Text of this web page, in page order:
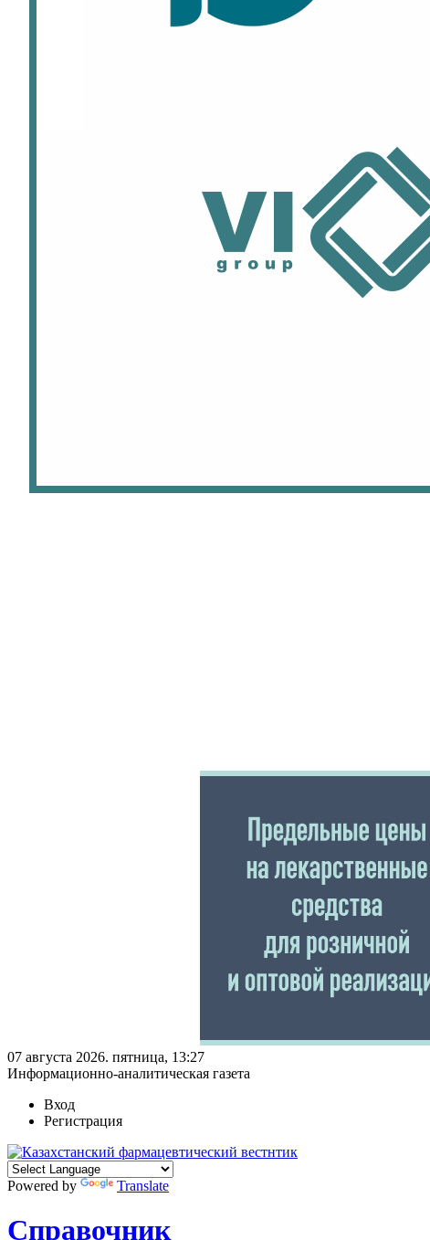
07 августа 2026. пятница, 13:27
Информационно-аналитическая газета
Вход
Регистрация
Powered by Translate
Справочник